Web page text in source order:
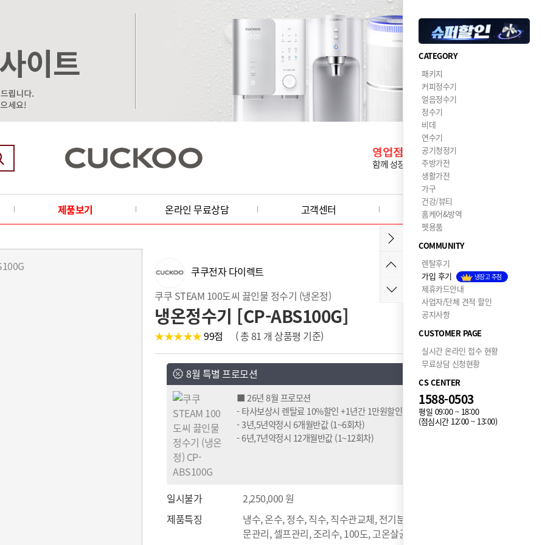
제품보기 온라인 무료상담 고객센터 이달의혜택
쿠쿠전자 다이렉트
쿠쿠 STEAM 100도씨 끓인물 정수기 (냉온정)
냉온정수기 [CP-ABS100G]
★★★★★99점 ( 총 81 개 상품평 기준) 누적 414,501개 구매
8월 특별 프로모션
■ 26년 8월 프로모션
- 타사보상시 렌탈료 10%할인 +1년간 1만원할인 ( 반값할인 중복불가 )
- 3년,5년약정시 6개월반값 (1~6회차)
- 6년,7년약정시 12개월반값 (1~12회차)
일시불가
2,250,000 원
제품특징
냉수, 온수, 정수, 직수, 직수관교체, 전기분해수살균, 정량출수, 방
문관리, 셀프관리, 조리수, 100도, 고온살균, 상하무빙
CATEGORY
패키지
커피정수기
얼음정수기
정수기
비데
연수기
공기청정기
주방가전
생활가전
가구
건강/뷰티
홈케어&방역
펫용품
COMMUNITY
렌탈후기
가입 후기
냉장고 추첨
제휴카드안내
사업자/단체 견적 할인
공지사항
CUSTOMER PAGE
실시간 온라인 접수 현황
무료상담 신청현황
CS CENTER
1588-0503
평일 09:00 ~ 18:00
(점심시간 12:00 ~ 13:00)